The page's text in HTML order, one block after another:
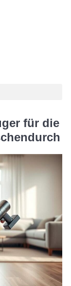
für die